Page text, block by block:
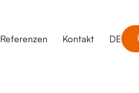
Referenzen Kontakt DE